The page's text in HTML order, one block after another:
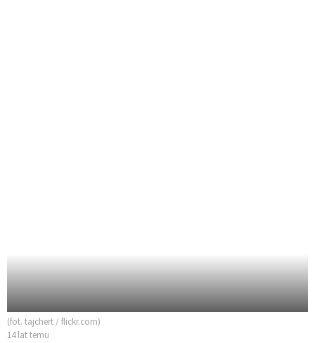
(fot. tajchert / flickr.com)
14 lat temu